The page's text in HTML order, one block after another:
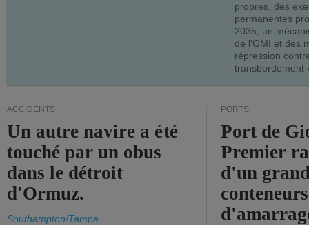
propres, des
permanentes
2035, un
de l'OMI et des
répression
transbordement
ACCIDENTS
Un autre navire a été
touché par un obus
dans le détroit
d'Ormuz.
Southampton/Tampa
PORTS
Port de
Premier
d'un